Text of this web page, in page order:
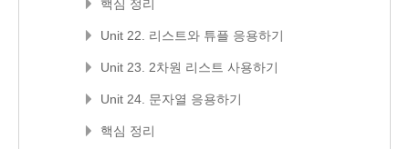
핵심 정리
Unit 22. 리스트와 튜플 응용하기
Unit 23. 2차원 리스트 사용하기
Unit 24. 문자열 응용하기
핵심 정리